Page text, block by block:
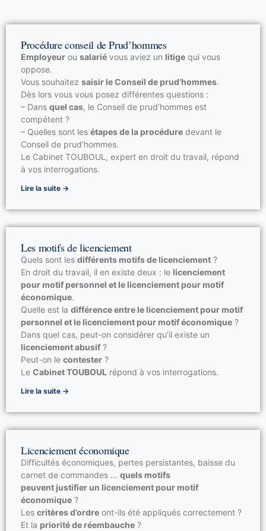
Licenciement pour insuffisance professionnelle
Licenciement pour motif personnel
Procédure conseil de Prud’hommes
Employeur ou salarié vous aviez un litige qui vous
oppose.
Vous souhaitez saisir le Conseil de prud’hommes.
Dès lors vous vous posez différentes questions :
– Dans quel cas, le Conseil de prud’hommes est
compétent ?
– Quelles sont les étapes de la procédure devant le
Conseil de prud’hommes.
Le Cabinet TOUBOUL, expert en droit du travail, répond
à vos interrogations.
Lire la suite →
Les motifs de licenciement
Quels sont les différents motifs de licenciement ?
En droit du travail, il en existe deux : le licenciement
pour motif personnel et le licenciement pour motif
économique.
Quelle est la différence entre le licenciement pour motif
personnel et le licenciement pour motif économique ?
Dans quel cas, peut-on considérer qu’il existe un
licenciement abusif ?
Peut-on le contester ?
Le Cabinet TOUBOUL répond à vos interrogations.
Lire la suite →
Licenciement économique
Difficultés économiques, pertes persistantes, baisse du
carnet de commandes … quels motifs
peuvent justifier un licenciement pour motif
économique ?
Les critères d’ordre ont-ils été appliqués correctement ?
Et la priorité de réembauche ?